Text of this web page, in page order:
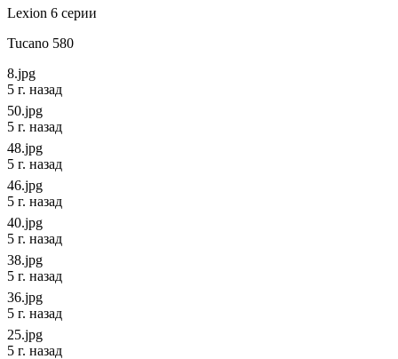
Lexion 6 серии
Tucano 580
8.jpg
5 г. назад
50.jpg
5 г. назад
48.jpg
5 г. назад
46.jpg
5 г. назад
40.jpg
5 г. назад
38.jpg
5 г. назад
36.jpg
5 г. назад
25.jpg
5 г. назад